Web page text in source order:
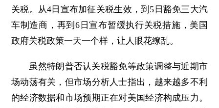
关税。从4日宣布加征关税生效，到5日豁免三大汽
车制造商，再到6日宣布暂缓执行关税措施，美国
政府关税政策一天一个样，让人眼花缭乱。
虽然特朗普否认关税豁免等政策调整与近期市
场动荡有关，但市场分析人士指出，越来越多不利
的经济数据和市场预期正在对美国经济构成压力。